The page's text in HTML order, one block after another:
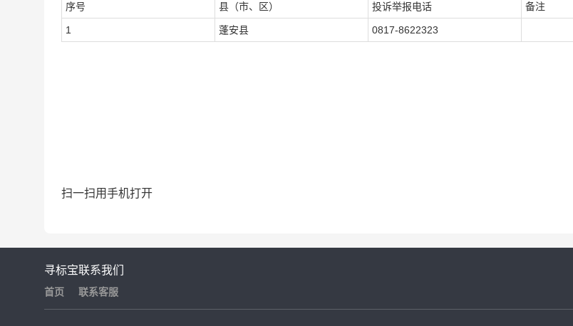
序号 县（市、区） 投诉举报电话 备注
1 蓬安县 0817-8622323
扫一扫用手机打开
寻标宝
首页
联系我们
联系客服